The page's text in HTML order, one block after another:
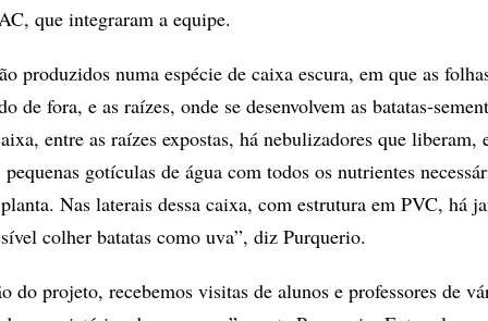
que integraram a equipe.
produzidos numa espécie de caixa escura, em que as
de fora, e as raízes, onde se desenvolvem as batatas-
entre as raízes expostas, há nebulizadores que liberam,
gotículas de água com todos os nutrientes
Nas laterais dessa caixa, com estrutura em PVC, há
colher batatas como uva”, diz Purquerio.
do projeto, recebemos visitas de alunos e professores de